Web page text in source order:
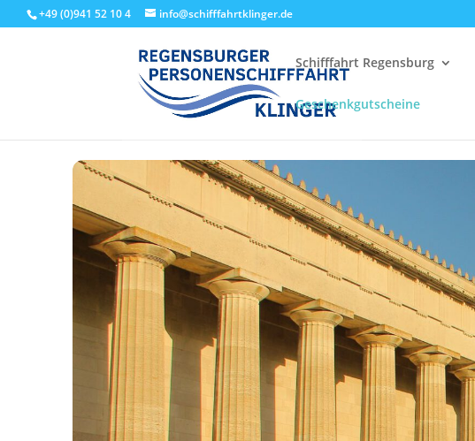
+49 (0)941 52 10 4 info@schifffahrtklinger.de
Schifffahrt Regensburg
Geschenkgutscheine
Events - Schifffahrt Regensburg Linienfahrten